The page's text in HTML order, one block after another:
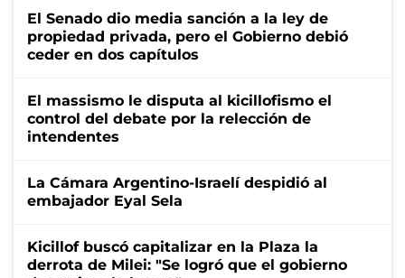
El Senado dio media sanción a la ley de
propiedad privada, pero el Gobierno debió
ceder en dos capítulos
El massismo le disputa al kicillofismo el
control del debate por la relección de
intendentes
La Cámara Argentino-Israelí despidió al
embajador Eyal Sela
Kicillof buscó capitalizar en la Plaza la
derrota de Milei: "Se logró que el gobierno